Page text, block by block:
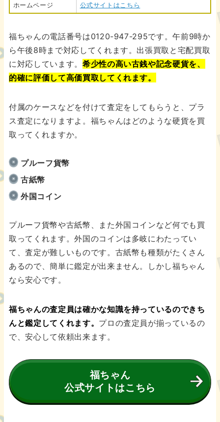
ホームページ
公式サイトはこちら
福ちゃんの電話番号は0120-947-295です。午前9時か
ら午後8時まで対応してくれます。出張買取と宅配買取
に対応しています。 希少性の高い古銭や記念硬貨を、
的確に評価して高価買取してくれます。
付属のケースなどを付けて査定をしてもらうと、プラ
ス査定になりますよ。福ちゃんはどのような硬貨を買
取ってくれますか。
プルーフ貨幣
古紙幣
外国コイン
プルーフ貨幣や古紙幣、また外国コインなど何でも買
取ってくれます。外国のコインは多岐にわたってい
て、査定が難しいものです。古紙幣も種類がたくさん
あるので、簡単に鑑定が出来ません。しかし福ちゃん
なら安心です。
福ちゃんの査定員は確かな知識を持っているのできち
んと鑑定してくれます。 プロの査定員が揃っているの
で、安心して依頼出来ます。
福ちゃん
公式サイトはこちら